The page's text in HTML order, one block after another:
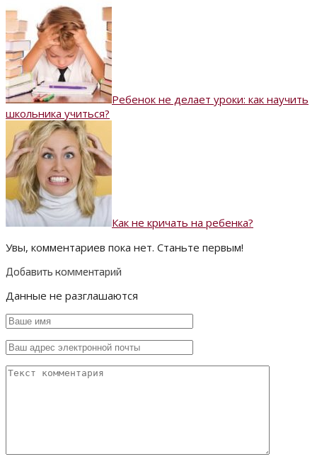
Ребенок не делает уроки: как научить
школьника учиться?
Как не кричать на ребенка?
Увы, комментариев пока нет. Станьте первым!
Добавить комментарий
Данные не разглашаются